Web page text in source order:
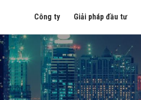
Công ty Giải pháp đầu tư